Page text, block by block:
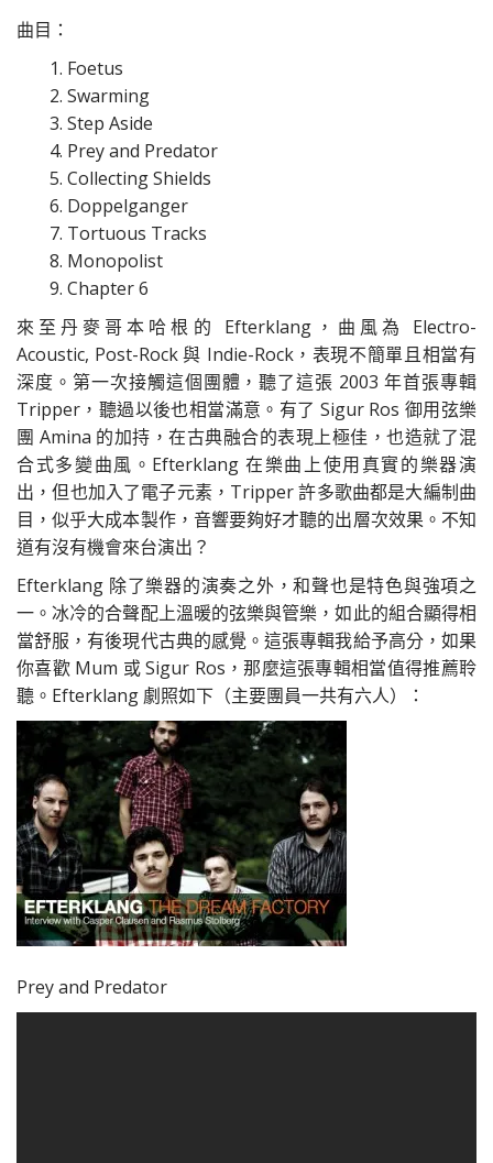
曲目：
1. Foetus
2. Swarming
3. Step Aside
4. Prey and Predator
5. Collecting Shields
6. Doppelganger
7. Tortuous Tracks
8. Monopolist
9. Chapter 6
來至丹麥哥本哈根的 Efterklang，曲風為 Electro-
Acoustic, Post-Rock 與 Indie-Rock，表現不簡單且相當有
深度。第一次接觸這個團體，聽了這張 2003 年首張專輯
Tripper，聽過以後也相當滿意。有了 Sigur Ros 御用弦樂
團 Amina 的加持，在古典融合的表現上極佳，也造就了混
合式多變曲風。Efterklang 在樂曲上使用真實的樂器演
出，但也加入了電子元素，Tripper 許多歌曲都是大編制曲
目，似乎大成本製作，音響要夠好才聽的出層次效果。不知
道有沒有機會來台演出？
Efterklang 除了樂器的演奏之外，和聲也是特色與強項之
一。冰冷的合聲配上溫暖的弦樂與管樂，如此的組合顯得相
當舒服，有後現代古典的感覺。這張專輯我給予高分，如果
你喜歡 Mum 或 Sigur Ros，那麼這張專輯相當值得推薦聆
聽。Efterklang 劇照如下（主要團員一共有六人）：
Prey and Predator